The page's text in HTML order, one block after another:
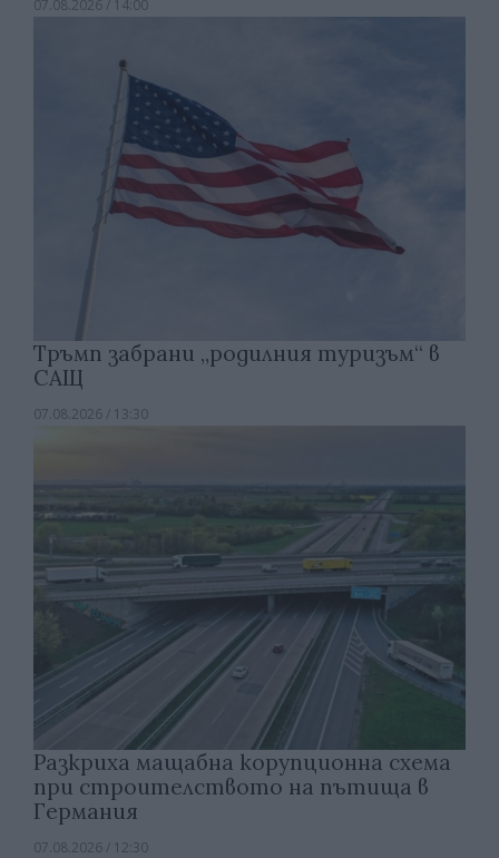
07.08.2026 / 14:00
Тръмп забрани „родилния туризъм“ в
САЩ
07.08.2026 / 13:30
Разкриха мащабна корупционна схема
при строителството на пътища в
Германия
07.08.2026 / 12:30